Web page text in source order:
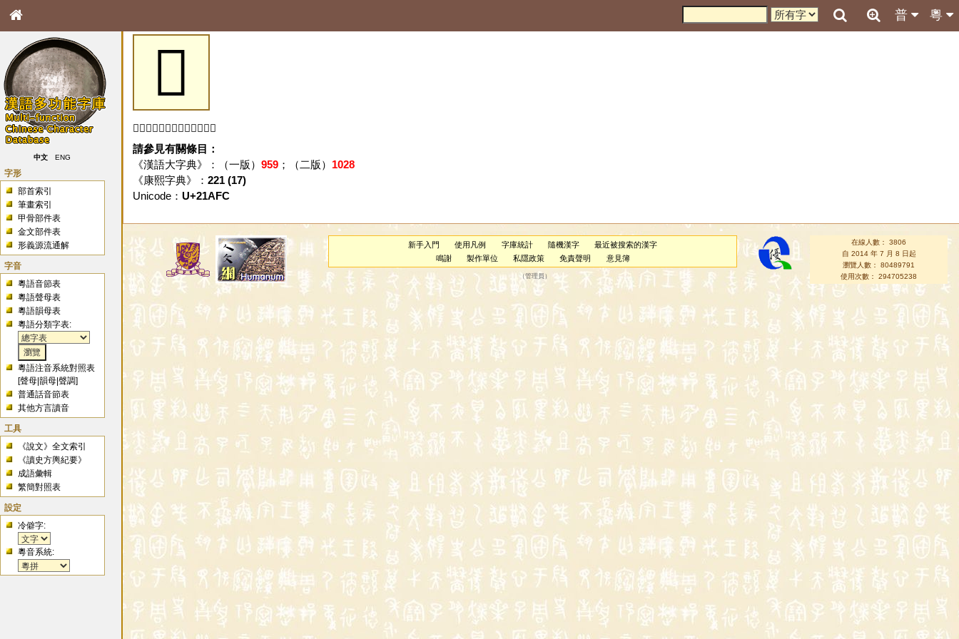
粵
普
中文 ENG
字形
部首索引
筆畫索引
甲骨部件表
金文部件表
形義源流通解
字音
粵語音節表
粵語聲母表
粵語韻母表
粵語分類字表:
粵語注音系統對照表
[聲母 |韻母 |聲調]
普通話音節表
其他方言讀音
工具
《說文》全文索引
《讀史方輿紀要》
成語彙輯
繁簡對照表
設定
冷僻字:
粵音系統:
𡫼
「𡫼」字未收錄於本資料庫。
請參見有關條目：
《漢語大字典》：（一版） 959；（二版） 1028
《康熙字典》： 221 (17)
Unicode： U+21AFC
新手入門 使用凡例 字庫統計 隨機漢字
最近被搜索的漢字
鳴謝
製作單位 私隱政策 免責聲明 意見簿
（管理員 ）
在線人數： 3806
自 2014 年 7 月 8 日起
瀏覽人數： 80489791
使用次數： 294705238